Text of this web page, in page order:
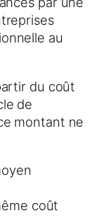
au
du coût
de
montant ne
coût